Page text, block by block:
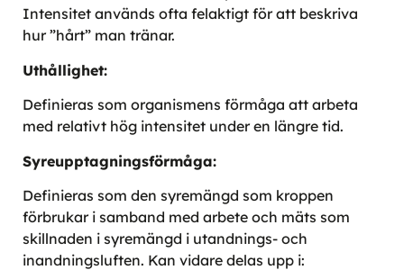
Intensitet används ofta felaktigt för att beskriva
hur ”hårt” man tränar.
Uthållighet:
Definieras som organismens förmåga att arbeta
med relativt hög intensitet under en längre tid.
Syreupptagningsförmåga:
Definieras som den syremängd som kroppen
förbrukar i samband med arbete och mäts som
skillnaden i syremängd i utandnings- och
inandningsluften. Kan vidare delas upp i: